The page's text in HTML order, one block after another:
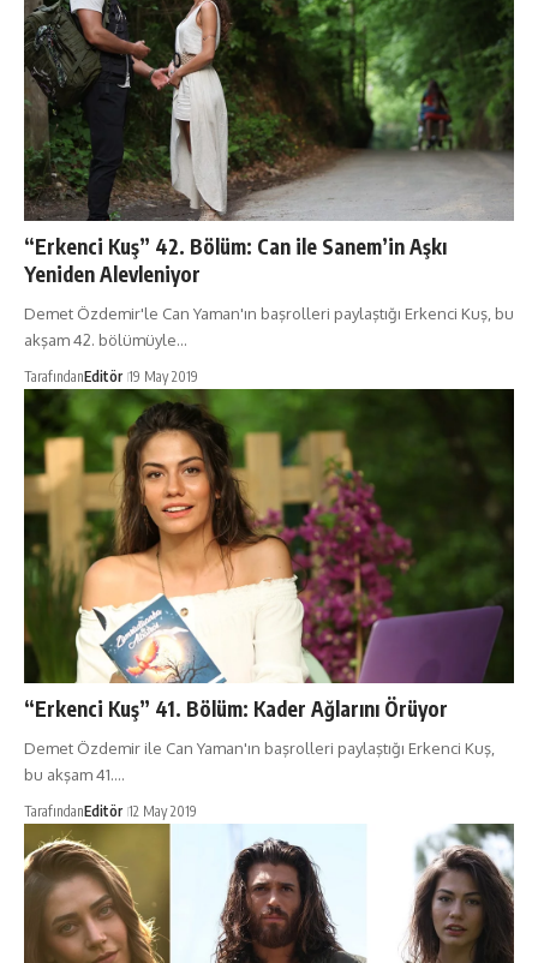
“Erkenci Kuş” 42. Bölüm: Can ile Sanem’in Aşkı
Yeniden Alevleniyor
Demet Özdemir'le Can Yaman'ın başrolleri paylaştığı Erkenci Kuş, bu
akşam 42. bölümüyle…
TarafındanEditör 19 May 2019
“Erkenci Kuş” 41. Bölüm: Kader Ağlarını Örüyor
Demet Özdemir ile Can Yaman'ın başrolleri paylaştığı Erkenci Kuş,
bu akşam 41.…
TarafındanEditör 12 May 2019